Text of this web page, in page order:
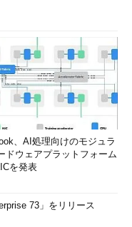
、AI処理向けのモジュラ
ドウェアプラットフォーム
を発表
73」をリリース